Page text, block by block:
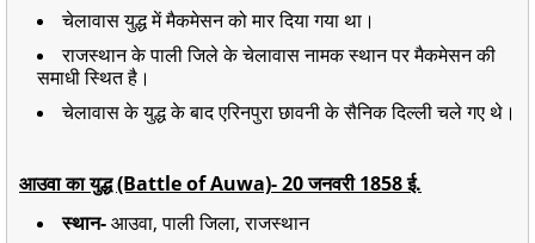
चेलावास युद्ध में मैकमेसन को मार दिया गया था।
राजस्थान के पाली जिले के चेलावास नामक स्थान पर मैकमेसन की
समाधी स्थित है।
चेलावास के युद्ध के बाद एरिनपुरा छावनी के सैनिक दिल्ली चले गए थे।
आउवा का युद्ध (Battle of Auwa)- 20 जनवरी 1858 ई.
स्थान-आउवा, पाली जिला, राजस्थान